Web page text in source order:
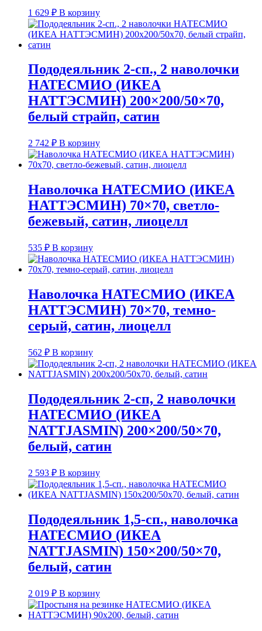
1 629 ₽ В корзину
Пододеяльник 2-сп., 2 наволочки
НАТЕСМИО (ИКЕА
НАТТЭСМИН) 200×200/50×70,
белый страйп, сатин
2 742 ₽ В корзину
Наволочка НАТЕСМИО (ИКЕА
НАТТЭСМИН) 70×70, светло-
бежевый, сатин, лиоцелл
535 ₽ В корзину
Наволочка НАТЕСМИО (ИКЕА
НАТТЭСМИН) 70×70, темно-
серый, сатин, лиоцелл
562 ₽ В корзину
Пододеяльник 2-сп, 2 наволочки
НАТЕСМИО (ИКЕА
NATTJASMIN) 200×200/50×70,
белый, сатин
2 593 ₽ В корзину
Пододеяльник 1,5-сп., наволочка
НАТЕСМИО (ИКЕА
NATTJASMIN) 150×200/50×70,
белый, сатин
2 019 ₽ В корзину